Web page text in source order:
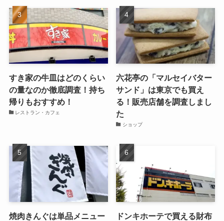
すき家の牛皿はどのくらい
の量なのか徹底調査！持ち
帰りもおすすめ！
レストラン・カフェ
六花亭の「マルセイバター
サンド」は東京でも買え
る！販売店舗を調査しまし
た
ショップ
焼肉きんぐは単品メニュー
ドンキホーテで買える財布